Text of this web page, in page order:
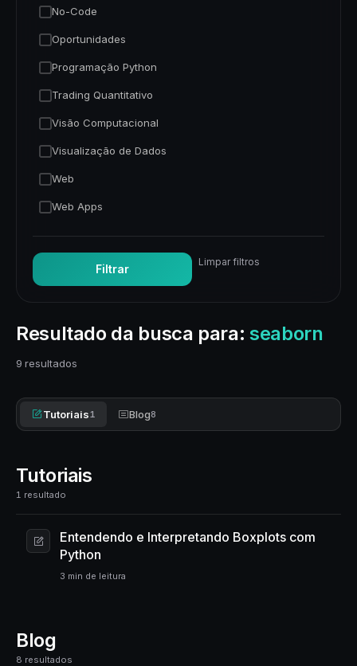
Resultado da busca para:seaborn
9 resultados
Tutoriais1 Blog8
Tutoriais
1 resultado
Entendendo e Interpretando Boxplots com
Python
3 min de leitura
Blog
8 resultados
No-Code
Oportunidades
Programação Python
Trading Quantitativo
Visão Computacional
Visualização de Dados
Web
Web Apps
Filtrar
Limpar filtros